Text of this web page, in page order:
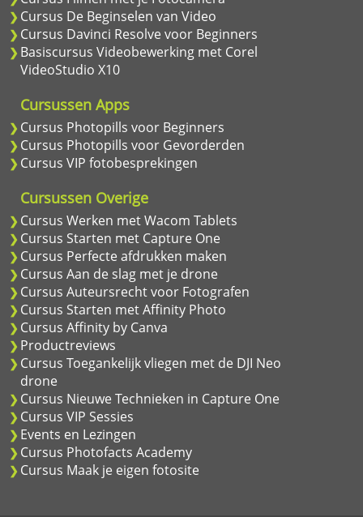
Cursus De Beginselen van Video
Cursus Davinci Resolve voor Beginners
Basiscursus Videobewerking met Corel
VideoStudio X10
Cursussen Apps
Cursus Photopills voor Beginners
Cursus Photopills voor Gevorderden
Cursus VIP fotobesprekingen
Cursussen Overige
Cursus Werken met Wacom Tablets
Cursus Starten met Capture One
Cursus Perfecte afdrukken maken
Cursus Aan de slag met je drone
Cursus Auteursrecht voor Fotografen
Cursus Starten met Affinity Photo
Cursus Affinity by Canva
Productreviews
Cursus Toegankelijk vliegen met de DJI Neo
drone
Cursus Nieuwe Technieken in Capture One
Cursus VIP Sessies
Events en Lezingen
Cursus Photofacts Academy
Cursus Maak je eigen fotosite